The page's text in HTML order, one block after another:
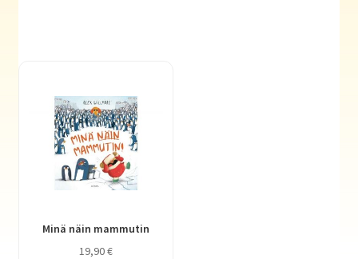
Minä näin mammutin
19,90€